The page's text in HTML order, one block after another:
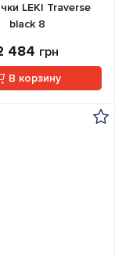
LEKI Traverse
black 8
484 грн
В корзину